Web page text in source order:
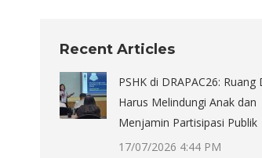
Recent Articles
PSHK di DRAPAC26: Ruang
Harus Melindungi Anak dan
Menjamin Partisipasi Publik
17/07/2026 4:44 PM